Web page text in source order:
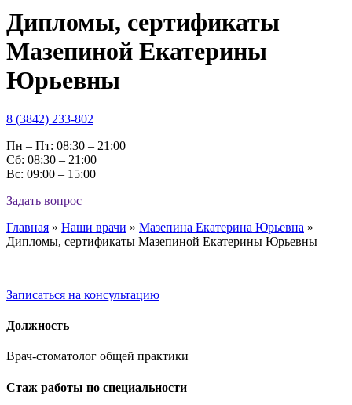
Дипломы, сертификаты
Мазепиной Екатерины
Юрьевны
8 (3842) 233-802
Пн – Пт: 08:30 – 21:00
Cб: 08:30 – 21:00
Вс: 09:00 – 15:00
Задать вопрос
Главная » Наши врачи » Мазепина Екатерина Юрьевна »
Дипломы, сертификаты Мазепиной Екатерины Юрьевны
Записаться на консультацию
Должность
Врач-стоматолог общей практики
Стаж работы по специальности